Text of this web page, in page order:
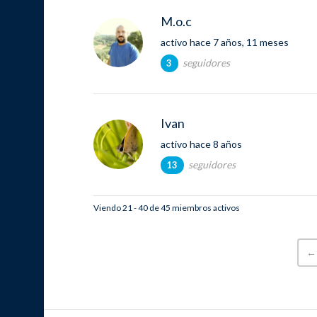
M.o.c
activo hace 7 años, 11 meses
3 seguidores
Ivan
activo hace 8 años
13 seguidores
Viendo 21 - 40 de 45 miembros activos
←